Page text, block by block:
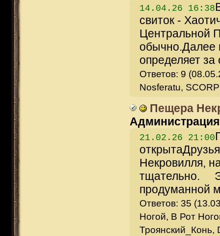
14.04.26 16:38
свиток -
Центральной
обычно.Далее
определяет за
Ответов: 9
Nosferatu,
Пещера
Администрация
21.02.26 21:00
Некровилля,
тщательно.
продуманной
Ответов: 35
Ногой, В Рот
Троянский_Конь,